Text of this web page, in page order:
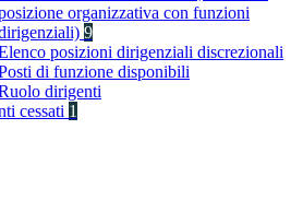
organizzativa con funzioni
9
posizioni dirigenziali discrezionali
di funzione disponibili
dirigenti
cessati 1